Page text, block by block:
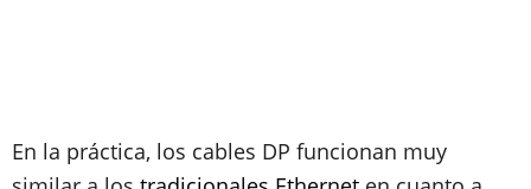
En la práctica, los cables DP funcionan muy